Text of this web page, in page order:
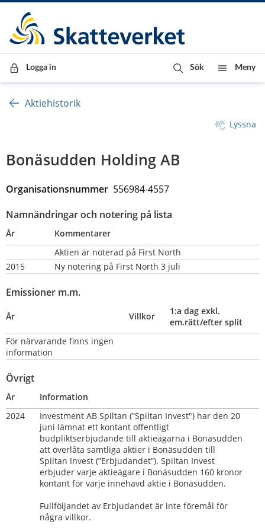
Till innehåll
Till navigationen
Till chattrobot
Logga in Sök Meny
Aktiehistorik
Lyssna
Bonäsudden Holding AB
Organisationsnummer 556984-4557
Namnändringar och notering på lista
År
Kommentarer
Aktien är noterad på First North
2015
Ny notering på First North 3 juli
Emissioner m.m.
År Villkor
1:a dag exkl.
em.rätt/efter split
För närvarande finns ingen
information
Övrigt
År
Information
2024
Investment AB Spiltan (”Spiltan Invest") har den 20
juni lämnat ett kontant offentligt
budpliktserbjudande till aktieägarna i Bonäsudden
att överlåta samtliga aktier i Bonäsudden till
Spiltan Invest (”Erbjudandet”). Spiltan Invest
erbjuder varje aktieägare i Bonäsudden 160 kronor
kontant för varje innehavd aktie i Bonäsudden.
Fullföljandet av Erbjudandet är inte föremål för
några villkor.